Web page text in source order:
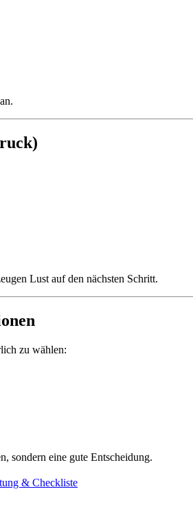
Lust auf den nächsten Schritt.
zu wählen:
sondern eine gute Entscheidung.
& Checkliste